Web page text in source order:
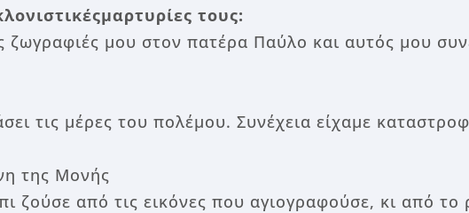
μαρτυρίες τους:
ζωγραφιές μου στον πατέρα Παύλο και αυτός μου
τις μέρες του πολέμου. Συνέχεια είχαμε
της Μονής
ζούσε από τις εικόνες που αγιογραφούσε, κι από